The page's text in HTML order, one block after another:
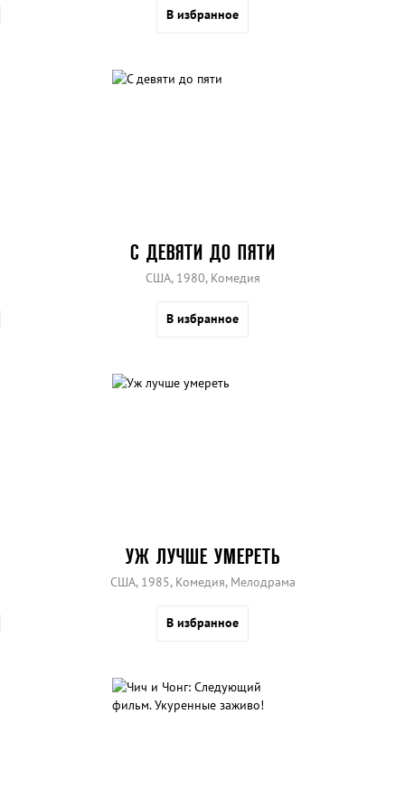
В избранное
С ДЕВЯТИ ДО ПЯТИ
США, 1980, Комедия
В избранное
УЖ ЛУЧШЕ УМЕРЕТЬ
США, 1985, Комедия, Мелодрама
В избранное